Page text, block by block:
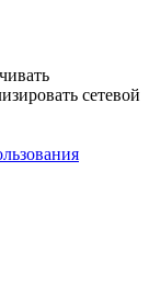
сетевой